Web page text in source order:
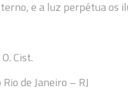
e a luz perpétua os
Cist.
de Janeiro – RJ